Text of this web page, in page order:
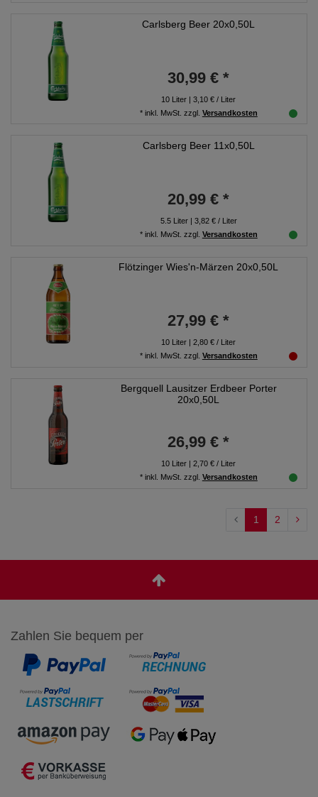
Carlsberg Beer 20x0,50L
30,99 € *
10 Liter | 3,10 € / Liter
* inkl. MwSt. zzgl. Versandkosten
Carlsberg Beer 11x0,50L
20,99 € *
5.5Liter| 3,82 € / Liter
* inkl. MwSt. zzgl. Versandkosten
Flötzinger Wies'n-Märzen 20x0,50L
27,99 € *
10 Liter | 2,80 € / Liter
* inkl. MwSt. zzgl. Versandkosten
Bergquell Lausitzer Erdbeer Porter
20x0,50L
26,99 € *
10 Liter | 2,70 € / Liter
* inkl. MwSt. zzgl. Versandkosten
1 2
Zahlen Sie bequem per